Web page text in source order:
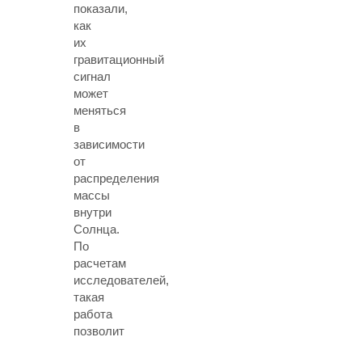
показали,
как
их
гравитационный
сигнал
может
меняться
в
зависимости
от
распределения
массы
внутри
Солнца.
По
расчетам
исследователей,
такая
работа
позволит